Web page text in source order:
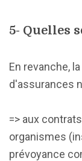
5- Quelles
En revanche,
d'assurances
=> aux
organismes
prévoyance